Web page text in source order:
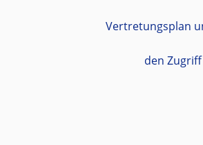
Vertretungsplan
den